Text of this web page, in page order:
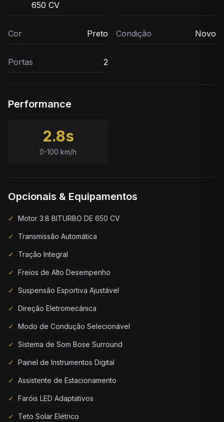
650 CV
Cor Preto Condição Novo
Portas 2
Performance
2.8s
0-100 km/h
Opcionais & Equipamentos
✓ Motor 3.8 BITURBO DE 650 CV
✓ Transmissão Automática
✓ Tração Integral
✓ Freios de Alto Desempenho
✓ Suspensão Esportiva Ajustável
✓ Direção Eletromecânica
✓ Modo de Condução Selecionável
✓ Sistema de Som Bose Surround
✓ Painel de Instrumentos Digital
✓ Assistente de Estacionamento
✓ Faróis LED Adaptativos
✓ Teto Solar Elétrico